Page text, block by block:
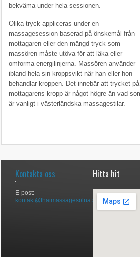
bekväma under hela sessionen.
Olika tryck appliceras under en
massagesession baserad på önskemål från
mottagaren eller den mängd tryck som
massören måste utöva för att läka eller
omforma energilinjerna. Massören använder
ibland hela sin kroppsvikt när han eller hon
behandlar kroppen. Det innebär att trycket på
mottagarens kropp är något högre än vad
är vanligt i västerländska massagestilar.
Kontakta oss
E-post:
kontakt@thaimassagesolna.se
Hitta hit